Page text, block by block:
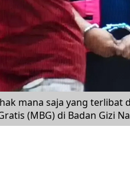
mana saja yang terlibat
(MBG) di Badan Gizi